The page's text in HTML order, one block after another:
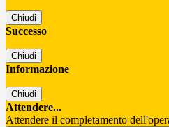
Chiudi
Successo
Chiudi
Informazione
Chiudi
Attendere...
Attendere il completamento